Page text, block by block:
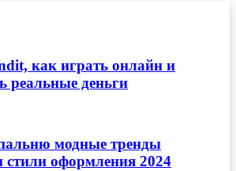
как играть онлайн и
реальные деньги
модные тренды
стили оформления 2024